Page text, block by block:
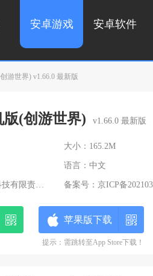
安卓游戏 安卓软件
游世界) v1.66.0 最新版
版(创游世界) v1.66.0 最新版
大小：165.2M
语言：中文
限责任公司 备案号： 京ICP备
苹果版下载
提示：需跳转至App Store下载！